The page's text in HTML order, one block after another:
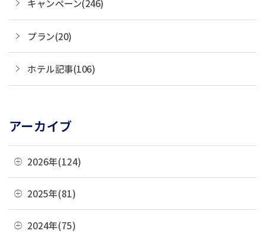
キャンペーン(246)
プラン(20)
ホテル記事(106)
アーカイブ
2026年(124)
08月(3)
07月(21)
2025年(81)
12月(8)
2024年(75)